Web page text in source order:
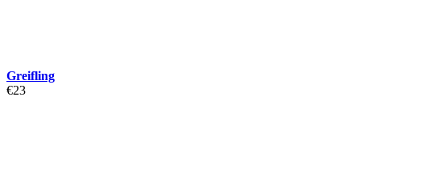
Greifling
€23